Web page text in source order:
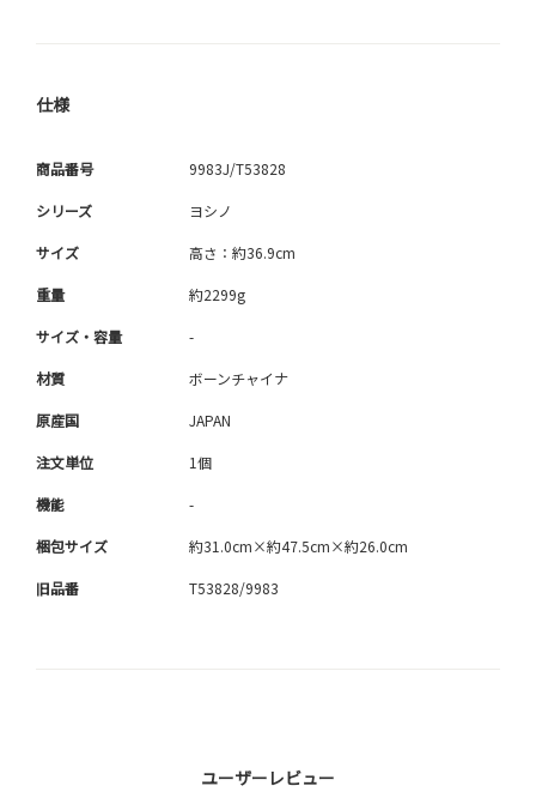
仕様
商品番号 9983J/T53828
シリーズ ヨシノ
サイズ 高さ：約36.9cm
重量 約2299g
サイズ・容量 -
材質 ボーンチャイナ
原産国 JAPAN
注文単位 1個
機能 -
梱包サイズ 約31.0cm×約47.5cm×約26.0cm
旧品番 T53828/9983
ユーザーレビュー